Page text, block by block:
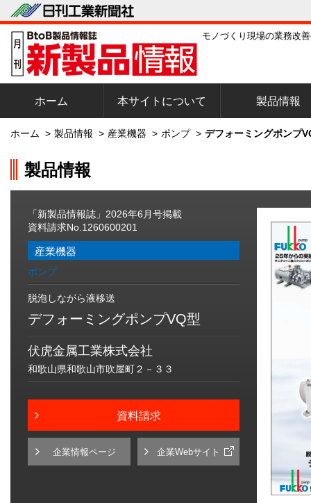
モノづくり現場の業務改
ホーム 本サイトについて 製品情報
ホーム > 製品情報 > 産業機器 > ポンプ > デフォーミングポンプ
製品情報
「新製品情報誌」2026年6月号掲載
資料請求No.1260600201
産業機器
ポンプ
脱泡しながら液移送
デフォーミングポンプVQ型
伏虎金属工業株式会社
和歌山県和歌山市吹屋町２－３３
資料請求
企業情報ページ 企業Webサイト